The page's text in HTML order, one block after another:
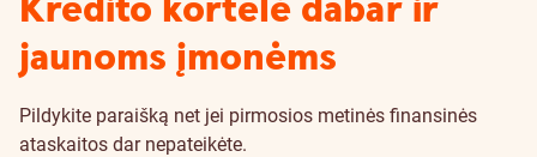
jaunoms įmonėms
Pildykite paraišką net jei pirmosios metinės finansinės
ataskaitos dar nepateikėte.